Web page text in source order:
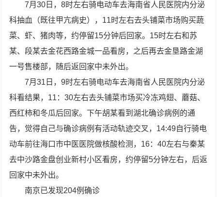
7月30日，8时左右骑电动车去海南省人民医院内分泌
科抽血（既往甲亢病史），11时左右去头铺菜市场购买蔬
菜、虾、猪肉等，约停留15分钟后回家。15时左右和苏
某、段某去金花西路金城一品看房，之后再去金垦路金湖
一号售楼部，随后返回家中未外出。
7月31日，9时左右骑电动车去海南省人民医院内分泌
科看结果，11：30左右去头铺菜市场买冷冻鸡翅、蘑菇、
西红柿和冬瓜后回家。下午胡某看到湖北确诊病例的通
告，觉得自己与确诊病例有活动轨迹交叉，14:49自行骑电
动车前往海口市中医医院做核酸检测，16：40左右与秦某
去中沙路金盘创业新村小区看房，约停留5分钟左右，后返
回家中未外出。
南京已发现204例确诊